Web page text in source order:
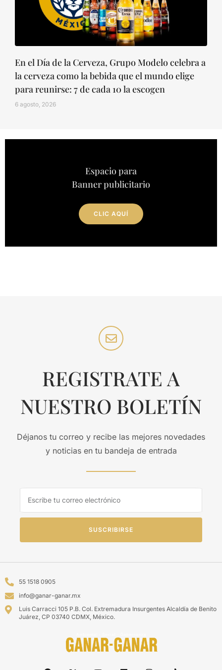
En el Día de la Cerveza, Grupo Modelo celebra a
la cerveza como la bebida que el mundo elige
para reunirse: 7 de cada 10 la escogen
6 agosto, 2026
Espacio para
Banner publicitario
CLIC AQUÍ
REGISTRATE A
NUESTRO BOLETÍN
Déjanos tu correo y recibe las mejores novedades
y noticias en tu bandeja de entrada
SUSCRIBIRSE
55 1518 0905
info@ganar-ganar.mx
Luis Carracci 105 P.B. Col. Extremadura Insurgentes Alcaldía de Benito
Juárez, CP 03740 CDMX, México.